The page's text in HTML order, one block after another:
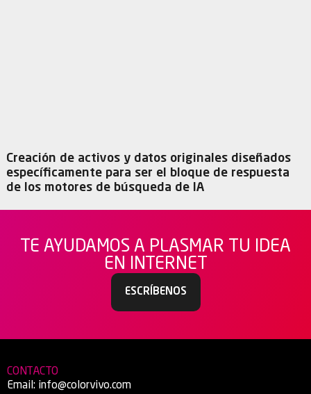
Creación de activos y datos originales diseñados
específicamente para ser el bloque de respuesta
de los motores de búsqueda de IA
TE AYUDAMOS A PLASMAR TU IDEA
EN INTERNET
ESCRÍBENOS
CONTACTO
Email: info@colorvivo.com